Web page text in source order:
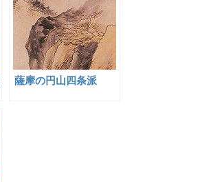
薩摩の円山四条派